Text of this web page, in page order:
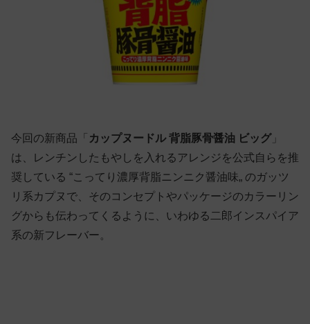
今回の新商品「 カップヌードル 背脂豚骨醤油 ビッグ」
は、レンチンしたもやしを入れるアレンジを公式自らを推
奨している “こってり濃厚背脂ニンニク醤油味„ のガッツ
リ系カプヌで、そのコンセプトやパッケージのカラーリン
グからも伝わってくるように、いわゆる二郎インスパイア
系の新フレーバー。